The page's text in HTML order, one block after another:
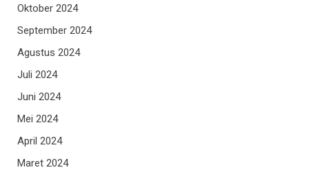
Oktober 2024
September 2024
Agustus 2024
Juli 2024
Juni 2024
Mei 2024
April 2024
Maret 2024